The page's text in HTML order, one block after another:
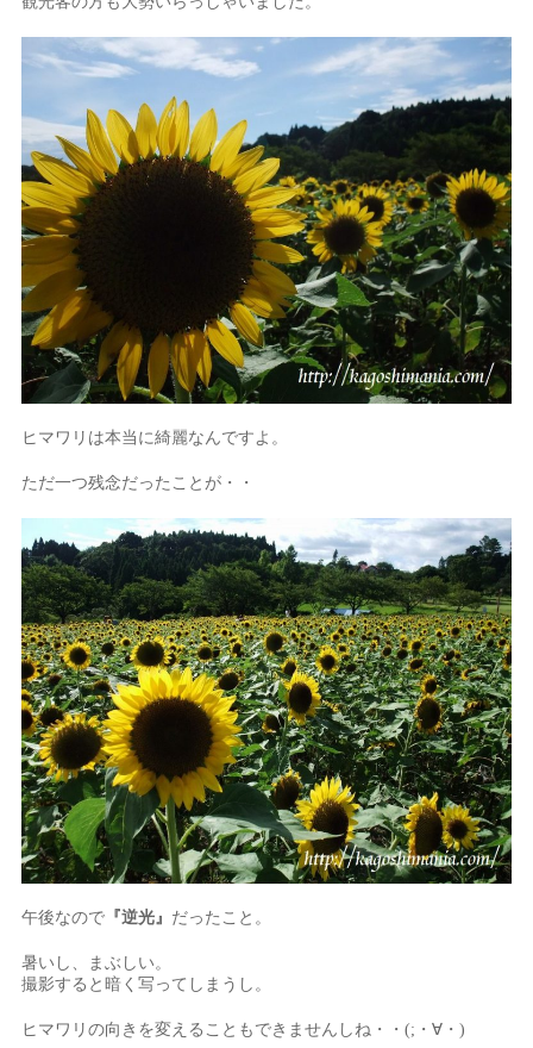
ヒマワリは本当に綺麗なんですよ。
ただ一つ残念だったことが・・
午後なので 『逆光』 だったこと。
暑いし、まぶしい。
撮影すると暗く写ってしまうし。
ヒマワリの向きを変えることもできませんしね・・(;・∀・)